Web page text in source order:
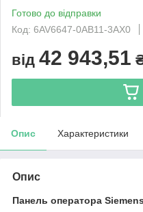
Готово до відправки
Код: 6AV6647-0AB11-3AX0
від 42 943,51
Опис Характеристики
Опис
Панель оператора